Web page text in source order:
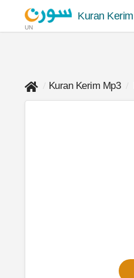
UN
Kuran Kerim
Kuran Kerim Mp3